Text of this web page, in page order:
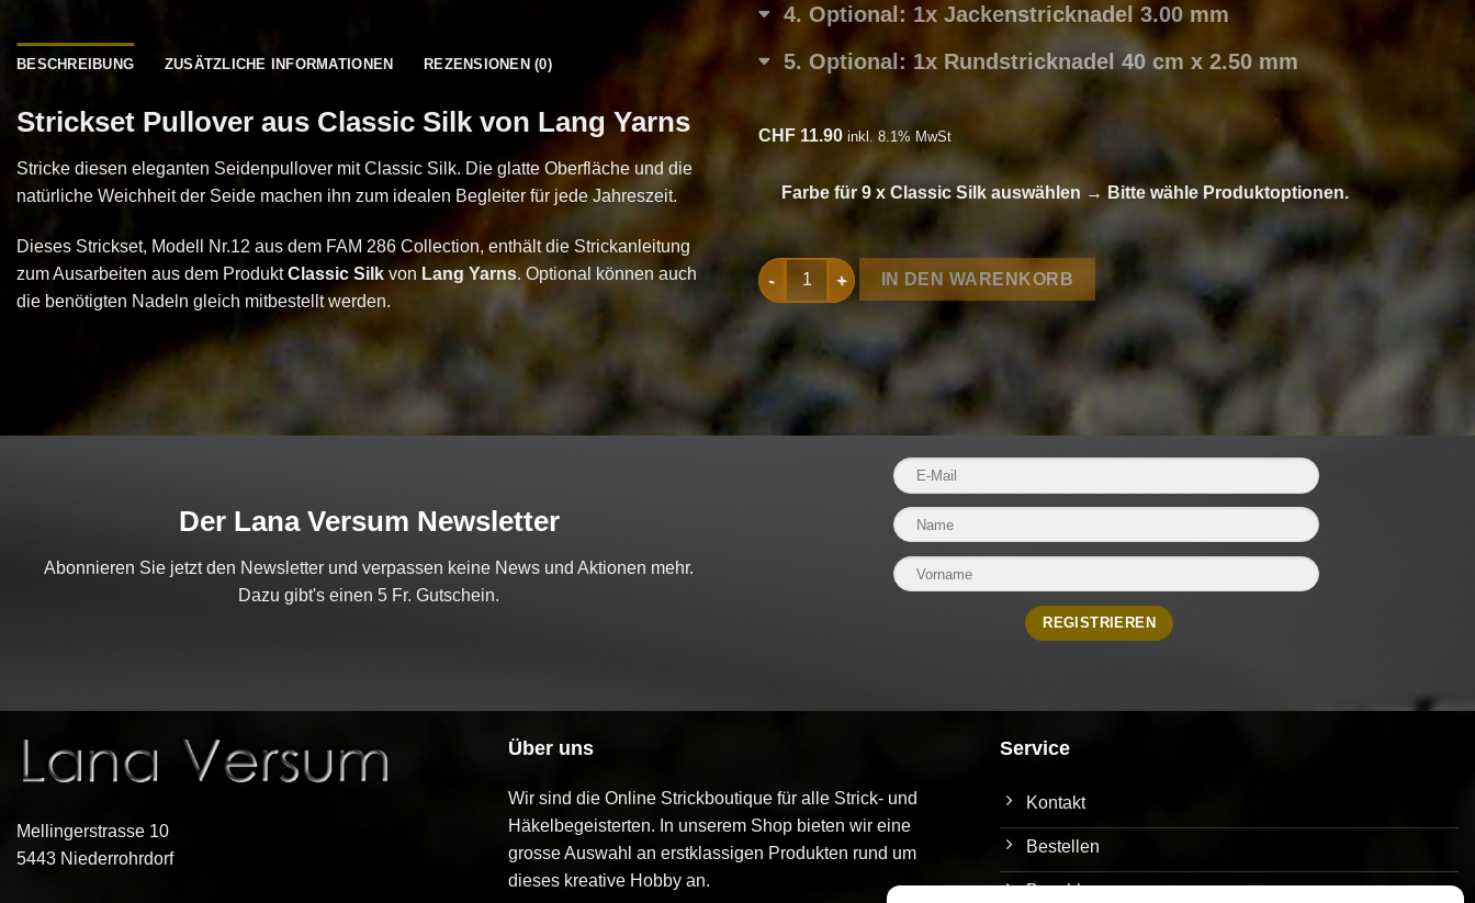
BESCHREIBUNG ZUSÄTZLICHE INFORMATIONEN REZENSIONEN (0)
Strickset Pullover aus Classic Silk von Lang Yarns
Stricke diesen eleganten Seidenpullover mit Classic Silk. Die glatte Oberfläche und die
natürliche Weichheit der Seide machen ihn zum idealen Begleiter für jede Jahreszeit.
Dieses Strickset, Modell Nr.12 aus dem FAM 286 Collection, enthält die Strickanleitung
zum Ausarbeiten aus dem ProduktClassic Silkvon Lang Yarns. Optional können auch
die benötigten Nadeln gleich mitbestellt werden.
4 Optional: 1x Jackenstricknadel 3.00 mm
5 Optional: 1x Rundstricknadel 40 cm x 2.50 mm
CHF 11.90 inkl. 8.1% MwSt
Farbe für 9 x Classic Silk auswählen → Bitte wähle Produktoptionen.
Strickset Pullover aus Classic Silk von Lang Yarns Menge
IN DEN WARENKORB
Der Lana Versum Newsletter
Abonnieren Sie jetzt den Newsletter und verpassen keine News und Aktionen mehr.
Dazu gibt's einen 5 Fr. Gutschein.
Mellingerstrasse 10
5443 Niederrohrdorf
Über uns
Wir sind die Online Strickboutique für alle Strick- und
Häkelbegeisterten. In unserem Shop bieten wir eine
grosse Auswahl an erstklassigen Produkten rund um
dieses kreative Hobby an.
Service
Kontakt
Bestellen
Bezahlen